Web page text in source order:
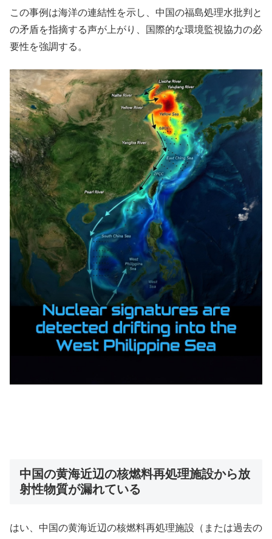
この事例は海洋の連結性を示し、中国の福島処理水批判と
の矛盾を指摘する声が上がり、国際的な環境監視協力の必
要性を強調する。
中国の黄海近辺の核燃料再処理施設から放
射性物質が漏れている
はい、中国の黄海近辺の核燃料再処理施設（または過去の